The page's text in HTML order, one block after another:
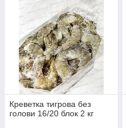
Креветка тигрова без
голови 16/20 блок 2 кг